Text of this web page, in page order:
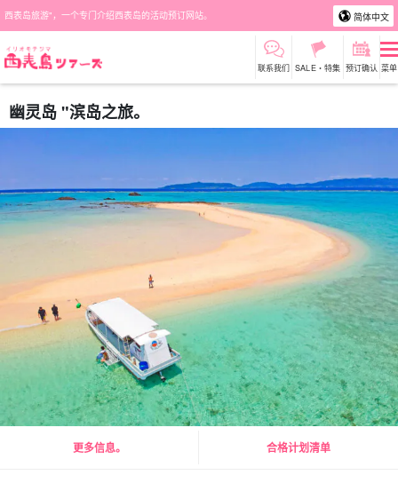
西表岛旅游"，一个专门介绍西表岛的活动预订网站。 简体中文
联系我们 SALE・特集 预订确认 菜单
幽灵岛 "滨岛之旅。
更多信息。 合格计划清单